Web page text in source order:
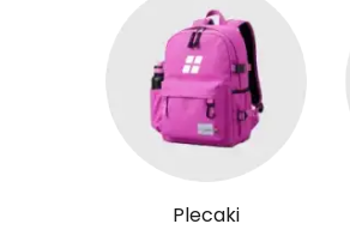
Plecaki